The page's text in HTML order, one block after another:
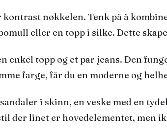
nøkkelen. Tenk på å
eller en topp i silke. Dette
enkel topp og et par jeans. Den
farge, får du en moderne og
i skinn, en veske med en
der linet er hovedelementet, men